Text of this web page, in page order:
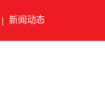
新闻动态